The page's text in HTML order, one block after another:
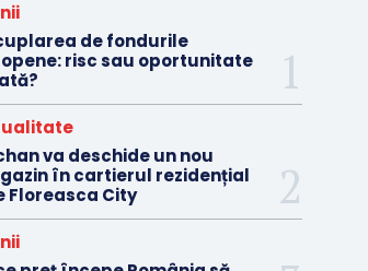
de fondurile
risc sau oportunitate
va deschide un nou
în cartierul rezidențial
Floreasca City